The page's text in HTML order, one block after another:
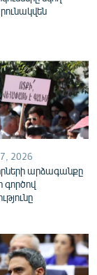
2026
արձագանքը
գործով